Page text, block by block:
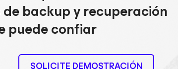
backup y recuperación
puede confiar
SOLICITE DEMOSTRACIÓN